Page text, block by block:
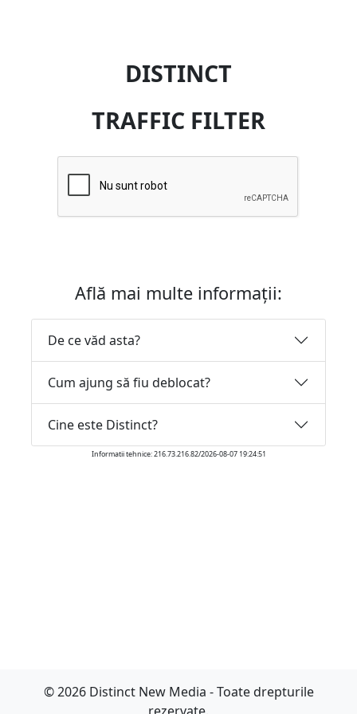
DISTINCT
TRAFFIC FILTER
Află mai multe informații:
De ce văd asta?
Cum ajung să fiu deblocat?
Cine este Distinct?
Informatii tehnice: 216.73.216.82/2026-08-07 19:24:51
© 2026 Distinct New Media - Toate drepturile